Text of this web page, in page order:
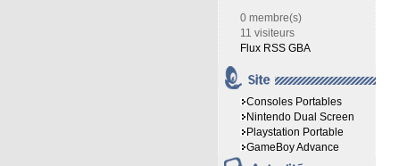
0 membre(s)
11 visiteurs
Flux RSS GBA
Consoles Portables
Nintendo Dual Screen
Playstation Portable
GameBoy Advance